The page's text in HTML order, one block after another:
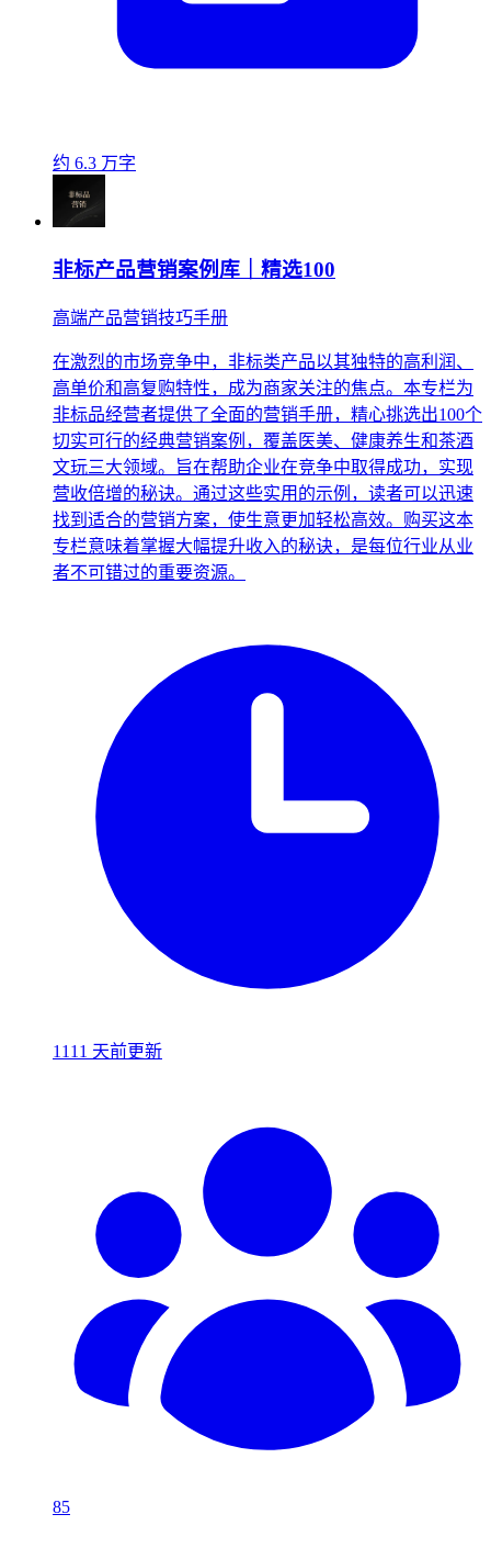
约 6.3 万字
非标产品营销案例库｜精选100
高端产品营销技巧手册
在激烈的市场竞争中，非标类产品以其独特的高利润、
高单价和高复购特性，成为商家关注的焦点。本专栏为
非标品经营者提供了全面的营销手册，精心挑选出100个
切实可行的经典营销案例，覆盖医美、健康养生和茶酒
文玩三大领域。旨在帮助企业在竞争中取得成功，实现
营收倍增的秘诀。通过这些实用的示例，读者可以迅速
找到适合的营销方案，使生意更加轻松高效。购买这本
专栏意味着掌握大幅提升收入的秘诀，是每位行业从业
者不可错过的重要资源。
1111 天前更新
85